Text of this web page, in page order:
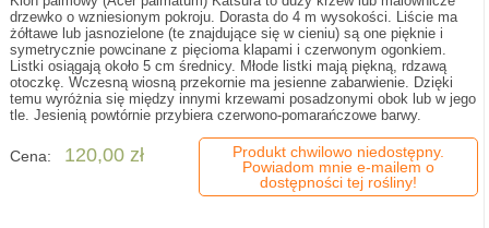
drzewko o wzniesionym pokroju. Dorasta do 4 m wysokości. Liście ma
żółtawe lub jasnozielone (te znajdujące się w cieniu) są one pięknie i
symetrycznie powcinane z pięcioma klapami i czerwonym ogonkiem.
Listki osiągają około 5 cm średnicy. Młode listki mają piękną, rdzawą
otoczkę. Wczesną wiosną przekornie ma jesienne zabarwienie. Dzięki
temu wyróżnia się między innymi krzewami posadzonymi obok lub w jego
tle. Jesienią powtórnie przybiera czerwono-pomarańczowe barwy.
Cena: 120,00 zł
Produkt chwilowo niedostępny.
Powiadom mnie e-mailem o
dostępności tej rośliny!